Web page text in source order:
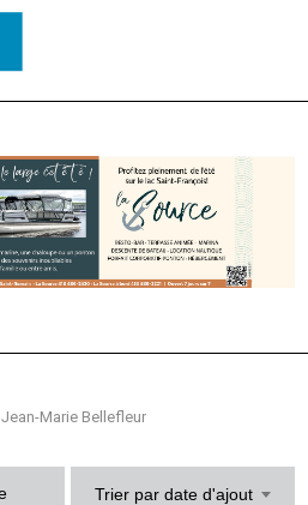
Jean-Marie Bellefleur
Trier par date d'ajout